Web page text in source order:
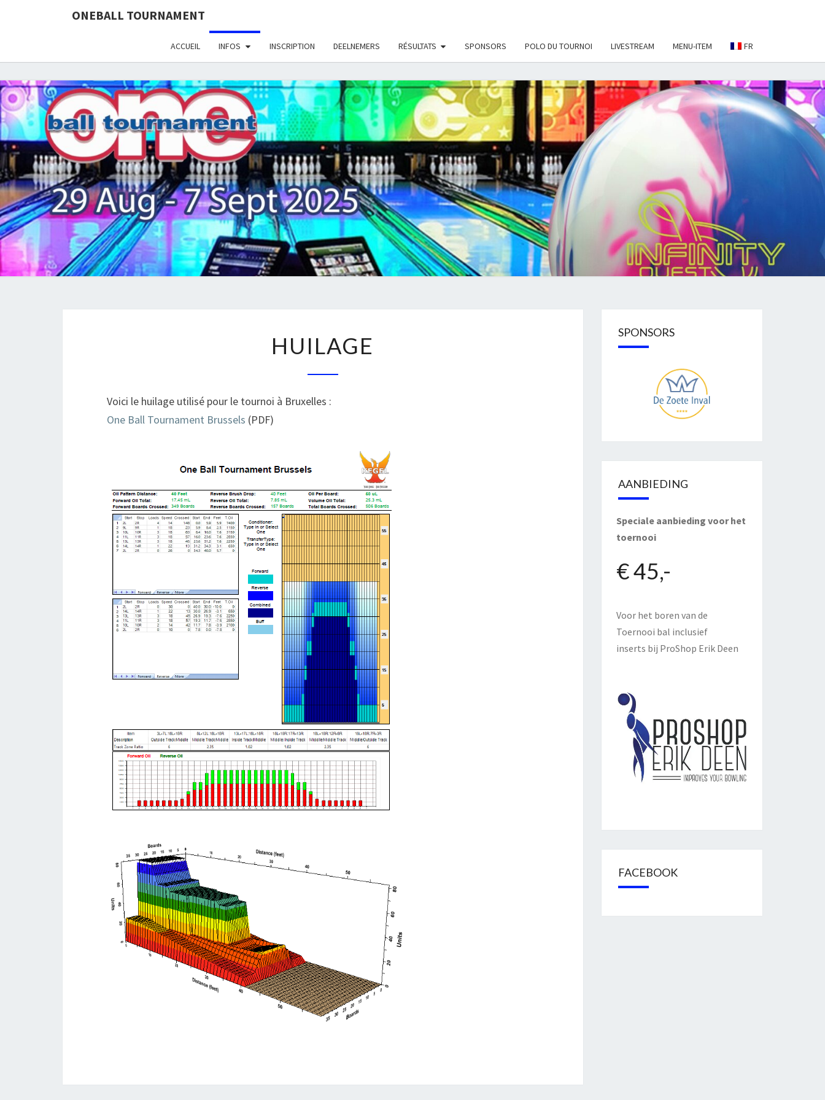
define('DISALLOW_FILE_EDIT', true); define('DISALLOW_FILE_MODS', true);
ONEBALL TOURNAMENT
ACCUEIL INFOS INSCRIPTION DEELNEMERS RÉSULTATS SPONSORS POLO DU TOURNOI LIVESTREAM MENU-ITEM FR
ONEBALL
TOURNAMENT
HUILAGE
Voici le huilage utilisé pour le tournoi à Bruxelles :
One Ball Tournament Brussels (PDF)
SPONSORS
AANBIEDING
Speciale aanbieding voor het
toernooi
€ 45,-
Voor het boren van de
Toernooi bal inclusief
inserts bij ProShop Erik Deen
FACEBOOK